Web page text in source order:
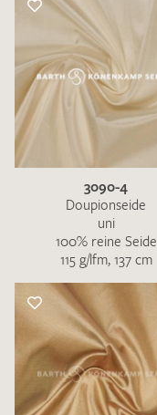
3090-4
Doupionseide
uni
100% reine Seide
115 g/lfm, 137 cm